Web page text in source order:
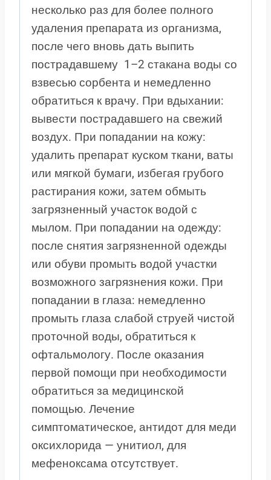
несколько раз для более полного
удаления препарата из организма,
после чего вновь дать выпить
пострадавшему 1–2 стакана воды со
взвесью сорбента и немедленно
обратиться к врачу. При вдыхании:
вывести пострадавшего на свежий
воздух. При попадании на кожу:
удалить препарат куском ткани, ваты
или мягкой бумаги, избегая грубого
растирания кожи, затем обмыть
загрязненный участок водой с
мылом. При попадании на одежду:
после снятия загрязненной одежды
или обуви промыть водой участки
возможного загрязнения кожи. При
попадании в глаза: немедленно
промыть глаза слабой струей чистой
проточной воды, обратиться к
офтальмологу. После оказания
первой помощи при необходимости
обратиться за медицинской
помощью. Лечение
симптоматическое, антидот для меди
оксихлорида — унитиол, для
мефеноксама отсутствует.